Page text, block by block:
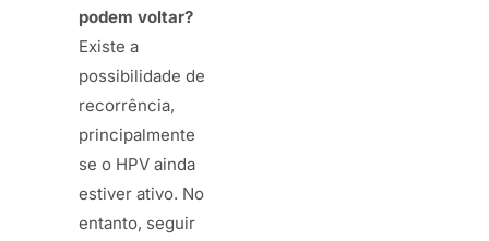
podem voltar?
Existe a
possibilidade de
recorrência,
principalmente
se o HPV ainda
estiver ativo. No
entanto, seguir